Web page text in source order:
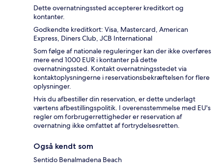
Dette overnatningssted accepterer kreditkort og
kontanter.
Godkendte kreditkort: Visa, Mastercard, American
Express, Diners Club, JCB International
Som følge af nationale reguleringer kan der ikke overføres
mere end 1000 EUR i kontanter på dette
overnatningssted. Kontakt overnatningsstedet via
kontaktoplysningerne i reservationsbekræftelsen for flere
oplysninger.
Hvis du afbestiller din reservation, er dette underlagt
værtens afbestillingspolitik. I overensstemmelse med EU's
regler om forbrugerrettigheder er reservation af
overnatning ikke omfattet af fortrydelsesretten.
Også kendt som
Sentido Benalmadena Beach